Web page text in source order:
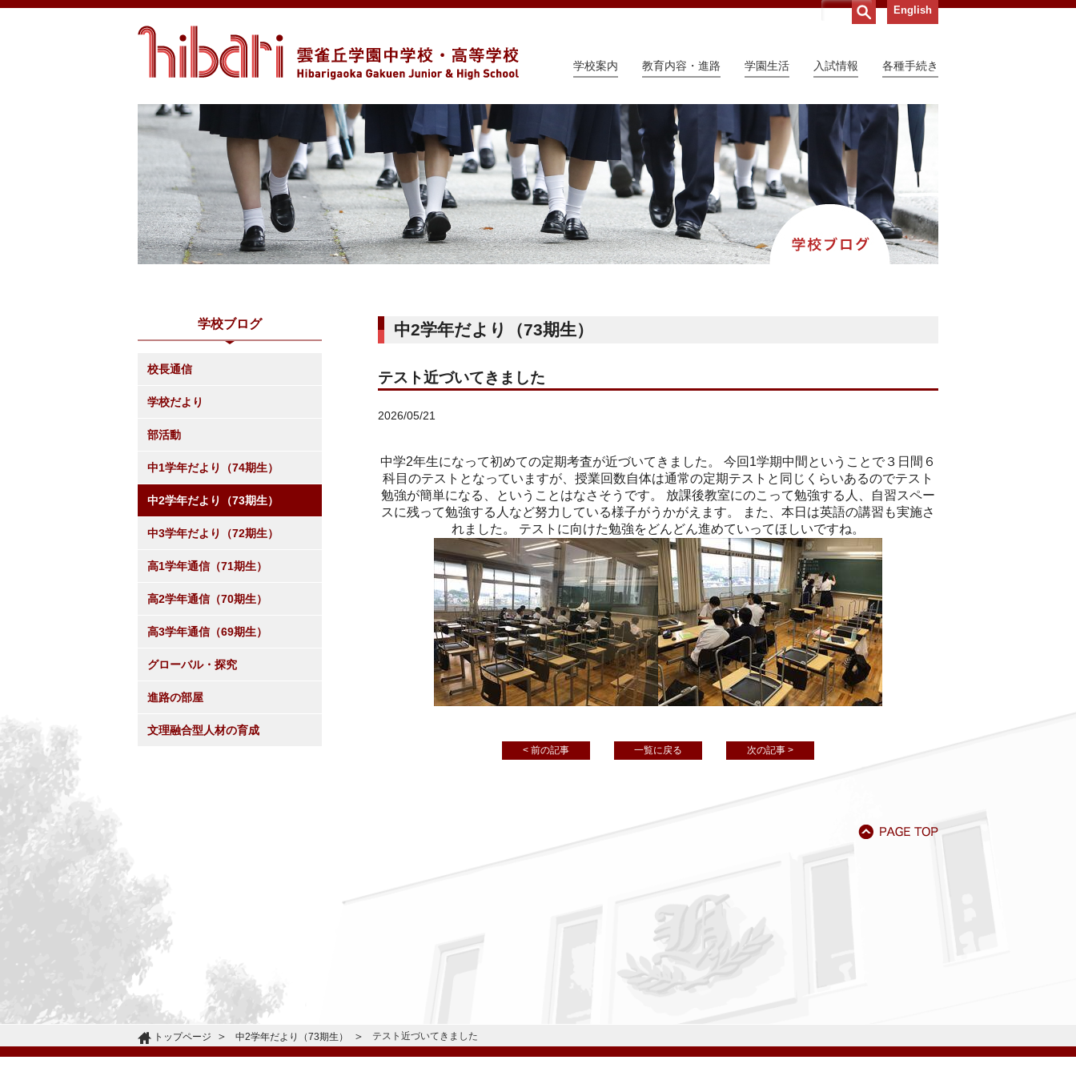
English
学校案内 教育内容・進路 学園生活 入試情報 各種手続き
中2学年だより（73期生）
テスト近づいてきました
2026/05/21
中学2年生になって初めての定期考査が近づいてきました。 今回1学期中間ということで３日間６
科目のテストとなっていますが、授業回数自体は通常の定期テストと同じくらいあるのでテスト
勉強が簡単になる、ということはなさそうです。 放課後教室にのこって勉強する人、自習スペー
スに残って勉強する人など努力している様子がうかがえます。 また、本日は英語の講習も実施さ
れました。 テストに向けた勉強をどんどん進めていってほしいですね。
< 前の記事 一覧に戻る 次の記事 >
学校ブログ
校長通信
学校だより
部活動
中1学年だより（74期生）
中2学年だより（73期生）
中3学年だより（72期生）
高1学年通信（71期生）
高2学年通信（70期生）
高3学年通信（69期生）
グローバル・探究
進路の部屋
文理融合型人材の育成
トップページ 中2学年だより（73期生） テスト近づいてきました